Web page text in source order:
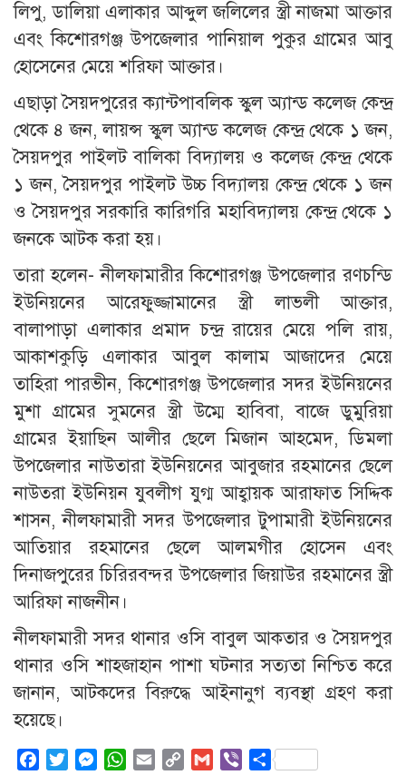
লিপু, ডালিয়া এলাকার আব্দুল জলিলের স্ত্রী নাজমা আক্তার
এবং কিশোরগঞ্জ উপজেলার পানিয়াল পুকুর গ্রামের আবু
হোসেনের মেয়ে শরিফা আক্তার।
এছাড়া সৈয়দপুরের ক্যান্টপাবলিক স্কুল অ্যান্ড কলেজ কেন্দ্র
থেকে ৪ জন, লায়ন্স স্কুল অ্যান্ড কলেজ কেন্দ্র থেকে ১ জন,
সৈয়দপুর পাইলট বালিকা বিদ্যালয় ও কলেজ কেন্দ্র থেকে
১ জন, সৈয়দপুর পাইলট উচ্চ বিদ্যালয় কেন্দ্র থেকে ১ জন
ও সৈয়দপুর সরকারি কারিগরি মহাবিদ্যালয় কেন্দ্র থেকে ১
জনকে আটক করা হয়।
তারা হলেন- নীলফামারীর কিশোরগঞ্জ উপজেলার রণচন্ডি
ইউনিয়নের আরেফুজ্জামানের স্ত্রী লাভলী আক্তার,
বালাপাড়া এলাকার প্রমাদ চন্দ্র রায়ের মেয়ে পলি রায়,
আকাশকুড়ি এলাকার আবুল কালাম আজাদের মেয়ে
তাহিরা পারভীন, কিশোরগঞ্জ উপজেলার সদর ইউনিয়নের
মুশা গ্রামের সুমনের স্ত্রী উম্মে হাবিবা, বাজে ডুমুরিয়া
গ্রামের ইয়াছিন আলীর ছেলে মিজান আহমেদ, ডিমলা
উপজেলার নাউতারা ইউনিয়নের আবুজার রহমানের ছেলে
নাউতরা ইউনিয়ন যুবলীগ যুগ্ম আহ্বায়ক আরাফাত সিদ্দিক
শাসন, নীলফামারী সদর উপজেলার টুপামারী ইউনিয়নের
আতিয়ার রহমানের ছেলে আলমগীর হোসেন এবং
দিনাজপুরের চিরিরবন্দর উপজেলার জিয়াউর রহমানের স্ত্রী
আরিফা নাজনীন।
নীলফামারী সদর থানার ওসি বাবুল আকতার ও সৈয়দপুর
থানার ওসি শাহজাহান পাশা ঘটনার সত্যতা নিশ্চিত করে
জানান, আটকদের বিরুদ্ধে আইনানুগ ব্যবস্থা গ্রহণ করা
হয়েছে।
FacebookTwitterMessenger
WhatsApp
Email
Copy
Gmail ViberShare